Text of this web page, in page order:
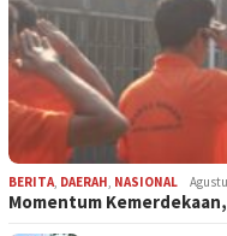
BERITA DAERAH NASIONAL
Momentum